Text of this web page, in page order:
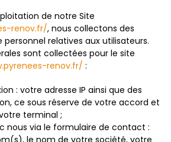
de notre Site
renov.fr/, nous collectons des
relatives aux utilisateurs.
sont collectées pour le site
renov.fr/ :
: votre adresse IP ainsi que des
ce sous réserve de votre accord et
terminal ;
nous via le formulaire de contact :
le nom de votre société, votre